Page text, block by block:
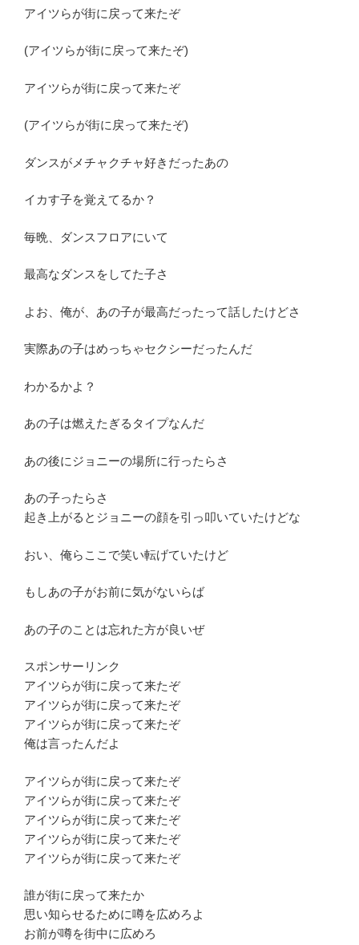
アイツらが街に戻って来たぞ
(アイツらが街に戻って来たぞ)
アイツらが街に戻って来たぞ
(アイツらが街に戻って来たぞ)
ダンスがメチャクチャ好きだったあの
イカす子を覚えてるか？
毎晩、ダンスフロアにいて
最高なダンスをしてた子さ
よお、俺が、あの子が最高だったって話したけどさ
実際あの子はめっちゃセクシーだったんだ
わかるかよ？
あの子は燃えたぎるタイプなんだ
あの後にジョニーの場所に行ったらさ
あの子ったらさ
起き上がるとジョニーの顔を引っ叩いていたけどな
おい、俺らここで笑い転げていたけど
もしあの子がお前に気がないらば
あの子のことは忘れた方が良いぜ
スポンサーリンク
アイツらが街に戻って来たぞ
アイツらが街に戻って来たぞ
アイツらが街に戻って来たぞ
俺は言ったんだよ
アイツらが街に戻って来たぞ
アイツらが街に戻って来たぞ
アイツらが街に戻って来たぞ
アイツらが街に戻って来たぞ
アイツらが街に戻って来たぞ
誰が街に戻って来たか
思い知らせるために噂を広めろよ
お前が噂を街中に広めろ